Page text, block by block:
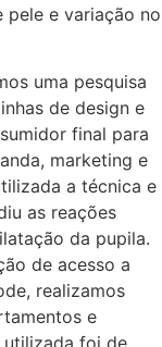
pele e variação no
uma pesquisa
de design e
final para
marketing e
a técnica e
as reações
da pupila.
de acesso a
realizamos
e
utilizada foi de